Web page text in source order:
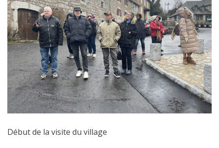
Début de la visite du village